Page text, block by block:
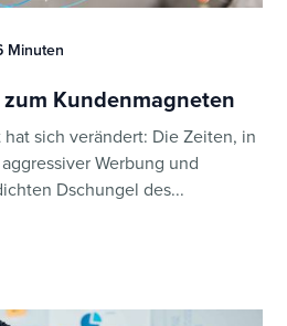
Minuten
Kundenmagneten
sich verändert: Die Zeiten, in
Werbung und
Dschungel des...